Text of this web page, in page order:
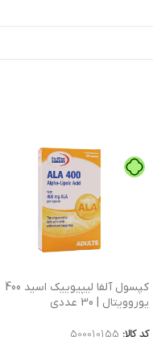
کپسول آلفا لیپیوییک اسید 400
یوروویتال | 30 عددی